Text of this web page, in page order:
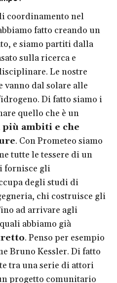
coordinamento nel
fatto creando un
e siamo partiti dalla
sulla ricerca e
Le nostre
vanno dal solare alle
Di fatto siamo i
quello che è un
ambiti e che
. Con Prometeo siamo
tutte le tessere di un
fornisce gli
degli studi di
chi costruisce gli
ad arrivare agli
abbiamo già
. Penso per esempio
Bruno Kessler. Di fatto
tra una serie di attori
progetto comunitario